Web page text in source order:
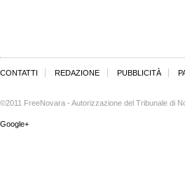
CONTATTI REDAZIONE PUBBLICITÀ
©2011 FreeNovara - Autorizzazione del Tribunale di
Google+